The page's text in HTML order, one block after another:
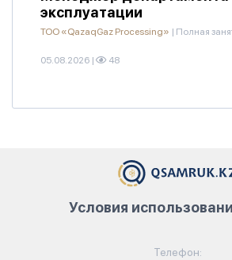
эксплуатации
ТОО «QazaqGaz Processing» | Полная
05.08.2026 | 48
Телефон:
Условия